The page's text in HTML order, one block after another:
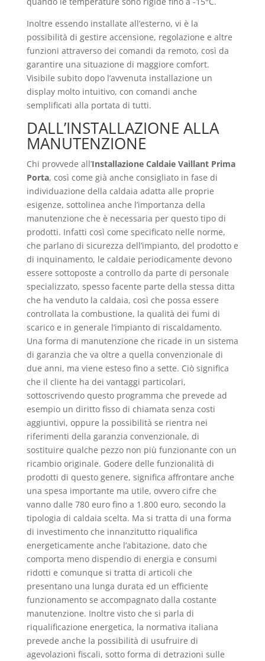
Inoltre essendo installate all’esterno, vi è la
possibilità di gestire accensione, regolazione e altre
funzioni attraverso dei comandi da remoto, così da
garantire una situazione di maggiore comfort.
Visibile subito dopo l’avvenuta installazione un
display molto intuitivo, con comandi anche
semplificati alla portata di tutti.
DALL’INSTALLAZIONE ALLA
MANUTENZIONE
Chi provvede all’Installazione Caldaie Vaillant Prima
Porta, così come già anche consigliato in fase di
individuazione della caldaia adatta alle proprie
esigenze, sottolinea anche l’importanza della
manutenzione che è necessaria per questo tipo di
prodotti. Infatti così come specificato nelle norme,
che parlano di sicurezza dell’impianto, del prodotto e
di inquinamento, le caldaie periodicamente devono
essere sottoposte a controllo da parte di personale
specializzato, spesso facente parte della stessa ditta
che ha venduto la caldaia, così che possa essere
controllata la combustione, la qualità dei fumi di
scarico e in generale l’impianto di riscaldamento.
Una forma di manutenzione che ricade in un sistema
di garanzia che va oltre a quella convenzionale di
due anni, ma viene esteso fino a sette. Ciò significa
che il cliente ha dei vantaggi particolari,
sottoscrivendo questo programma che prevede ad
esempio un diritto fisso di chiamata senza costi
aggiuntivi, oppure la possibilità se rientra nei
riferimenti della garanzia convenzionale, di
sostituire qualche pezzo non più funzionante con un
ricambio originale. Godere delle funzionalità di
prodotti di questo genere, significa affrontare anche
una spesa importante ma utile, ovvero cifre che
vanno dalle 780 euro fino a 1.800 euro, secondo la
tipologia di caldaia scelta. Ma si tratta di una forma
di investimento che innanzitutto riqualifica
energeticamente anche l’abitazione, dato che
comporta meno dispendio di energia e consumi
ridotti e comunque si tratta di articoli che
presentano una lunga durata ed un efficiente
funzionamento se accompagnato dalla costante
manutenzione. Inoltre visto che si parla di
riqualificazione energetica, la normativa italiana
prevede anche la possibilità di usufruire di
agevolazioni fiscali, sotto forma di detrazioni sulle